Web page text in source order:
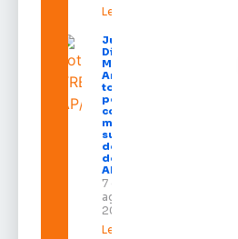
Leia mais »
Juiz
Diego
Moura de
Araújo
toma
posse
como
membro
substituto
do Pleno
do TRE-
AP
7 de
agosto de
2026
Leia mais »